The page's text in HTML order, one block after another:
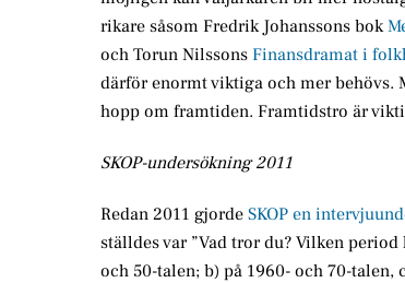
rikare såsom Fredrik Johanssons bok
och Torun Nilssons Finansdramat i
därför enormt viktiga och mer behövs.
hopp om framtiden. Framtidstro är
SKOP-undersökning 2011
Redan 2011 gjorde SKOP en
ställdes var ”Vad tror du? Vilken
och 50-talen; b) på 1960- och 70-talen,